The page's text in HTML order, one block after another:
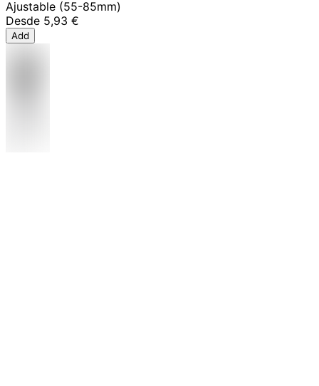
Ajustable (55-85mm)
Desde 5,93 €
Add